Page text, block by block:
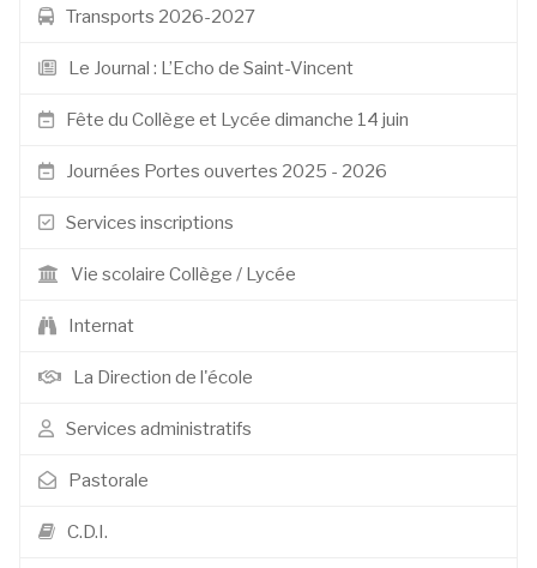
Transports 2026-2027
Le Journal : L’Echo de Saint-Vincent
Fête du Collège et Lycée dimanche 14 juin
Journées Portes ouvertes 2025 - 2026
Services inscriptions
Vie scolaire Collège / Lycée
Internat
La Direction de l'école
Services administratifs
Pastorale
C.D.I.